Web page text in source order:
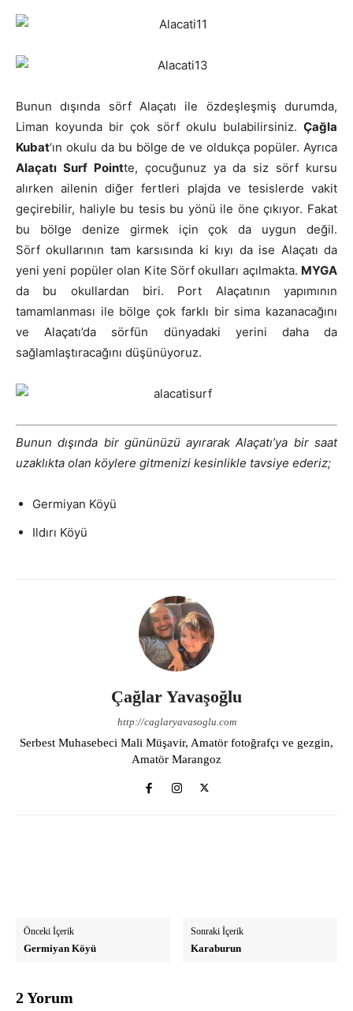
Bunun dışında sörf Alaçatı ile özdeşleşmiş durumda,
Liman koyunda bir çok sörf okulu bulabilirsiniz. Çağla
Kubat‘ın okulu da bu bölge de ve oldukça popüler. Ayrıca
Alaçatı Surf Pointte, çocuğunuz ya da siz sörf kursu
alırken ailenin diğer fertleri plajda ve tesislerde vakit
geçirebilir, haliyle bu tesis bu yönü ile öne çıkıyor. Fakat
bu bölge denize girmek için çok da uygun değil.
Sörf okullarının tam karsısında ki kıyı da ise Alaçatı da
yeni yeni popüler olan Kite Sörf okulları açılmakta. MYGA
da bu okullardan biri. Port Alaçatının yapımının
tamamlanması ile bölge çok farklı bir sima kazanacağını
ve Alaçatı’da sörfün dünyadaki yerini daha da
sağlamlaştıracağını düşünüyoruz.
Bunun dışında bir gününüzü ayırarak Alaçatı’ya bir saat
uzaklıkta olan köylere gitmenizi kesinlikle tavsiye ederiz;
Germiyan Köyü
Ildırı Köyü
Çağlar Yavaşoğlu
http://caglaryavasoglu.com
Serbest Muhasebeci Mali Müşavir, Amatör fotoğrafçı ve gezgin,
Amatör Marangoz
Önceki İçerik
Germiyan Köyü
Sonraki İçerik
Karaburun
2 Yorum